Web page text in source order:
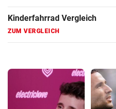
Kinderfahrrad Vergleich
ZUM VERGLEICH